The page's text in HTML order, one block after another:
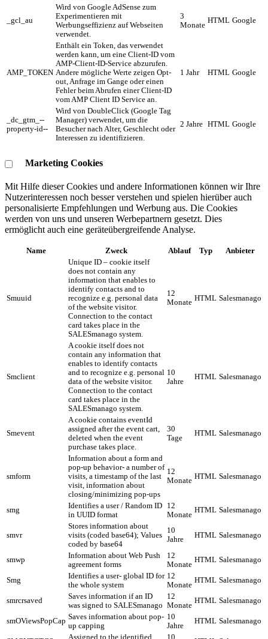
_gcl_au
Wird von Google AdSense zum
Experimentieren mit
Werbungseffizienz auf Webseiten
verwendet.
3
Monate
HTML Google
AMP_TOKEN
Enthält ein Token, das verwendet
werden kann, um eine Client-ID vom
AMP-Client-ID-Service abzurufen.
Andere mögliche Werte zeigen Opt-
out, Anfrage im Gange oder einen
Fehler beim Abrufen einer Client-ID
vom AMP Client ID Service an.
1 Jahr HTML Google
_dc_gtm_--
property-id--
Wird von DoubleClick (Google Tag
Manager) verwendet, um die
Besucher nach Alter, Geschlecht oder
Interessen zu identifizieren.
2 Jahre HTML Google
Marketing Cookies
Mit Hilfe dieser Cookies und andere Informationen können wir Ihre
Nutzerinteressen noch besser verstehen und spielen hierüber auch
personalisierte Empfehlungen und Werbung aus. ​Die Cookies
werden von uns und unseren Werbepartnern gesetzt. Dies
ermöglicht auch eine geräteübergreifende Analyse.
Name Zweck Ablauf Typ Anbieter
Smuuid
Unique ID – cookie itself
does not contain any
information that enables to
identify contacts and to
recognize e.g. personal data
of the website visitor.
Connection to the contact
card takes place in the
SALESmanago system.
12
Monate HTML Salesmanago
Smclient
A cookie itself does not
contain any information that
enables to identify contacts
and to recognize e.g. personal
data of the website visitor.
Connection to the contact
card takes place in the
SALESmanago system.
10
Jahre
HTML Salesmanago
Smevent
A cookie contains eventId
assigned after the event cart,
deleted when the event
purchase takes place.
30
Tage
HTML Salesmanago
smform
Information about a form and
pop-up behavior- a number of
visits, a timestamp of the last
visit, information about
closing/minimizing pop-ups
12
Monate HTML Salesmanago
smg
Identifies a user / Random ID
in UUID format
12
Monate
HTML Salesmanago
smvr
Stores information about
visits (coded base64); Values
coded by base64
10
Jahre
HTML Salesmanago
smwp
Information about Web Push
agreement forms
12
Monate
HTML Salesmanago
Smg
Identifies a user- global ID for
the whole system
12
Monate
HTML Salesmanago
smrcrsaved
Saves information if an ID
was signed to SALESmanago
12
Monate
HTML Salesmanago
smOViewsPopCap Saves information about pop-
up capping
10
Jahre
HTML Salesmanago
Assigned to the identified 10